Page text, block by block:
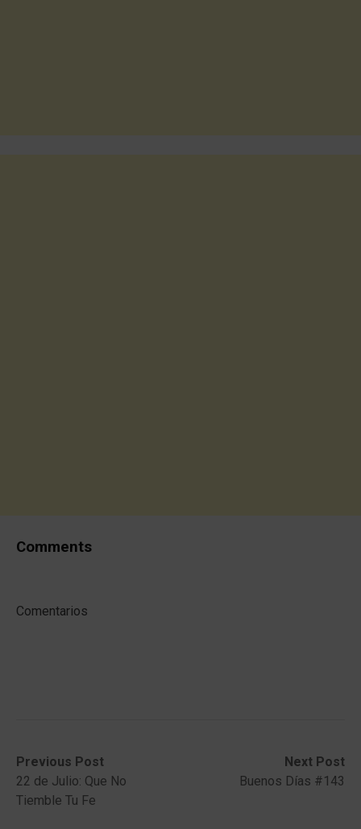
Comments
Comentarios
Post
navigation
Previous Post
Previous
post:22 de Julio: Que No
Tiemble Tu Fe
Next Post
Next
post:
Buenos Días #143